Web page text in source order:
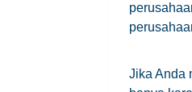
Jika Anda